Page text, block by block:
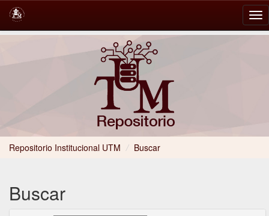
Repositorio Institucional UTM / Buscar
Buscar